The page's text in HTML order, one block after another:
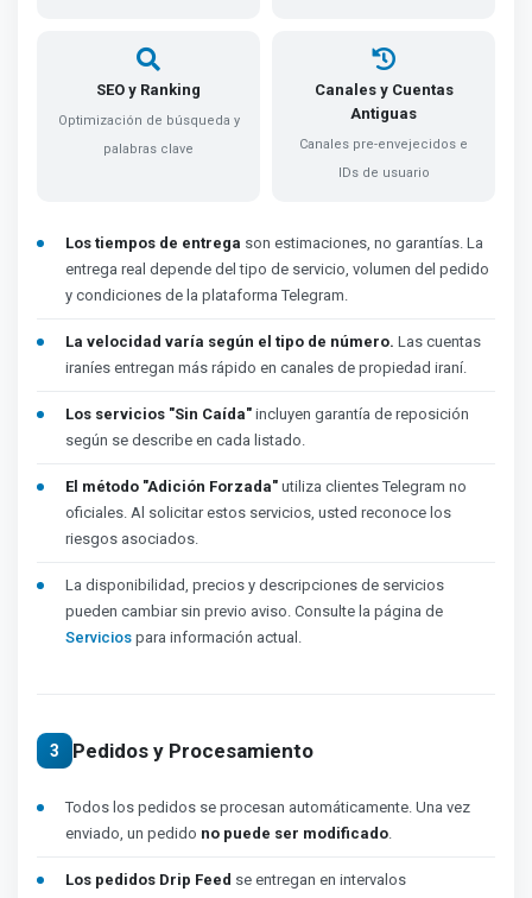
SEO y Ranking
Optimización de búsqueda y
palabras clave
Canales y Cuentas
Antiguas
Canales pre-envejecidos e
IDs de usuario
Los tiempos de entrega son estimaciones, no garantías. La
entrega real depende del tipo de servicio, volumen del pedido
y condiciones de la plataforma Telegram.
La velocidad varía según el tipo de número. Las cuentas
iraníes entregan más rápido en canales de propiedad iraní.
Los servicios "Sin Caída" incluyen garantía de reposición
según se describe en cada listado.
El método "Adición Forzada" utiliza clientes Telegram no
oficiales. Al solicitar estos servicios, usted reconoce los
riesgos asociados.
La disponibilidad, precios y descripciones de servicios
pueden cambiar sin previo aviso. Consulte la página de
Servicios para información actual.
3 Pedidos y Procesamiento
Todos los pedidos se procesan automáticamente. Una vez
enviado, un pedido no puede ser modificado.
Los pedidos Drip Feed se entregan en intervalos